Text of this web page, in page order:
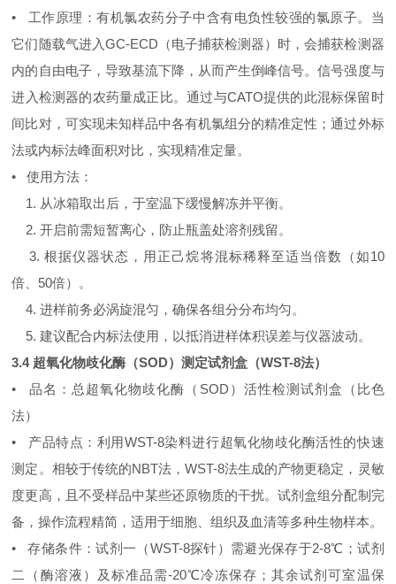
• 工作原理：有机氯农药分子中含有电负性较强的氯原子。当
它们随载气进入GC-ECD（电子捕获检测器）时，会捕获检测器
内的自由电子，导致基流下降，从而产生倒峰信号。信号强度与
进入检测器的农药量成正比。通过与CATO提供的此混标保留时
间比对，可实现未知样品中各有机氯组分的精准定性；通过外标
法或内标法峰面积对比，实现精准定量。
• 使用方法：
1. 从冰箱取出后，于室温下缓慢解冻并平衡。
2. 开启前需短暂离心，防止瓶盖处溶剂残留。
3. 根据仪器状态，用正己烷将混标稀释至适当倍数（如10
倍、50倍）。
4. 进样前务必涡旋混匀，确保各组分分布均匀。
5. 建议配合内标法使用，以抵消进样体积误差与仪器波动。
3.4 超氧化物歧化酶（SOD）测定试剂盒（WST-8法）
• 品名：总超氧化物歧化酶（SOD）活性检测试剂盒（比色
法）
• 产品特点：利用WST-8染料进行超氧化物歧化酶活性的快速
测定。相较于传统的NBT法，WST-8法生成的产物更稳定，灵敏
度更高，且不受样品中某些还原物质的干扰。试剂盒组分配制完
备，操作流程精简，适用于细胞、组织及血清等多种生物样本。
• 存储条件：试剂一（WST-8探针）需避光保存于2-8℃；试剂
二（酶溶液）及标准品需-20℃冷冻保存；其余试剂可室温保